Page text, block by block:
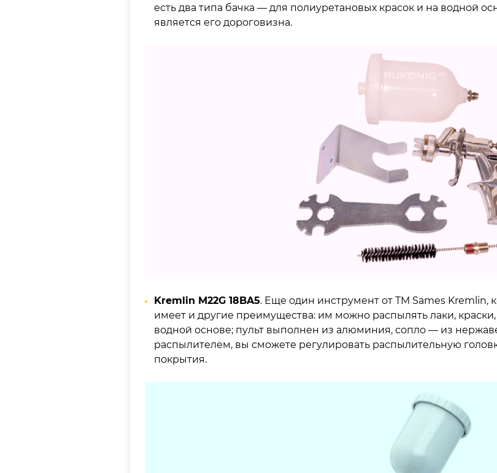
есть два типа бачка — для полиуретановых красок и на водной
является его дороговизна.
Kremlin M22G 18BA5. Еще один инструмент от ТМ Sames
имеет и другие преимущества: им можно распылять лаки,
водной основе; пульт выполнен из алюминия, сопло — из
распылителем, вы сможете регулировать распылительную
покрытия.